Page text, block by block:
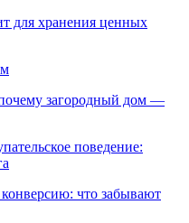
для хранения ценных
загородный дом —
поведение:
что забывают